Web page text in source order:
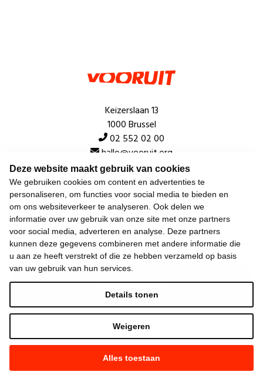
Deze website maakt gebruik van cookies
We gebruiken cookies om content en advertenties te
personaliseren, om functies voor social media te bieden en
om ons websiteverkeer te analyseren. Ook delen we
informatie over uw gebruik van onze site met onze partners
voor social media, adverteren en analyse. Deze partners
kunnen deze gegevens combineren met andere informatie die
u aan ze heeft verstrekt of die ze hebben verzameld op basis
van uw gebruik van hun services.
Alles toestaan
Weigeren
Details tonen
Keizerslaan 13
1000 Brussel
02 552 02 00
hallo@vooruit.org
Snel
Over de beweging
Algemeen
Laatste nieuws